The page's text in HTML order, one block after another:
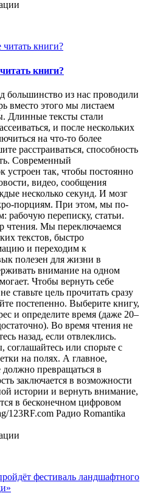
книги?
большинство из нас проводили
вместо этого мы листаем
Длинные тексты стали
и после нескольких
на что-то более
расстраиваться, способность
Современный
так, чтобы постоянно
видео, сообщения
несколько секунд. И мозг
порциям. При этом, мы по-
рабочую переписку, статьи.
чтения. Мы переключаемся
текстов, быстро
и переходим к
полезен для жизни в
внимание на одном
Чтобы вернуть себе
ставьте цель прочитать сразу
постепенно. Выберите книгу,
и определите время (даже 20–
Во время чтения не
назад, если отвлеклись.
соглашайтесь или спорьте с
на полях. А главное,
превращаться в
заключается в возможности
истории и вернуть внимание,
в бесконечном цифровом
123RF.com Радио Romantika